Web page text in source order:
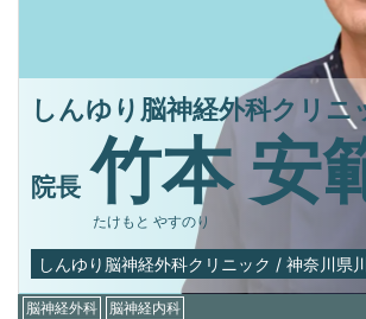
しんゆり脳神経外科クリニ
院長 竹本 安
たけもと やすのり
しんゆり脳神経外科クリニック / 神奈川県
脳神経外科 脳神経内科